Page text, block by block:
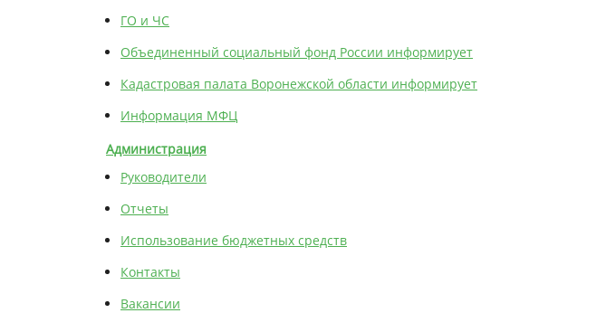
ГО и ЧС
Объединенный социальный фонд России информирует
Кадастровая палата Воронежской области информирует
Информация МФЦ
Администрация
Руководители
Отчеты
Использование бюджетных средств
Контакты
Вакансии